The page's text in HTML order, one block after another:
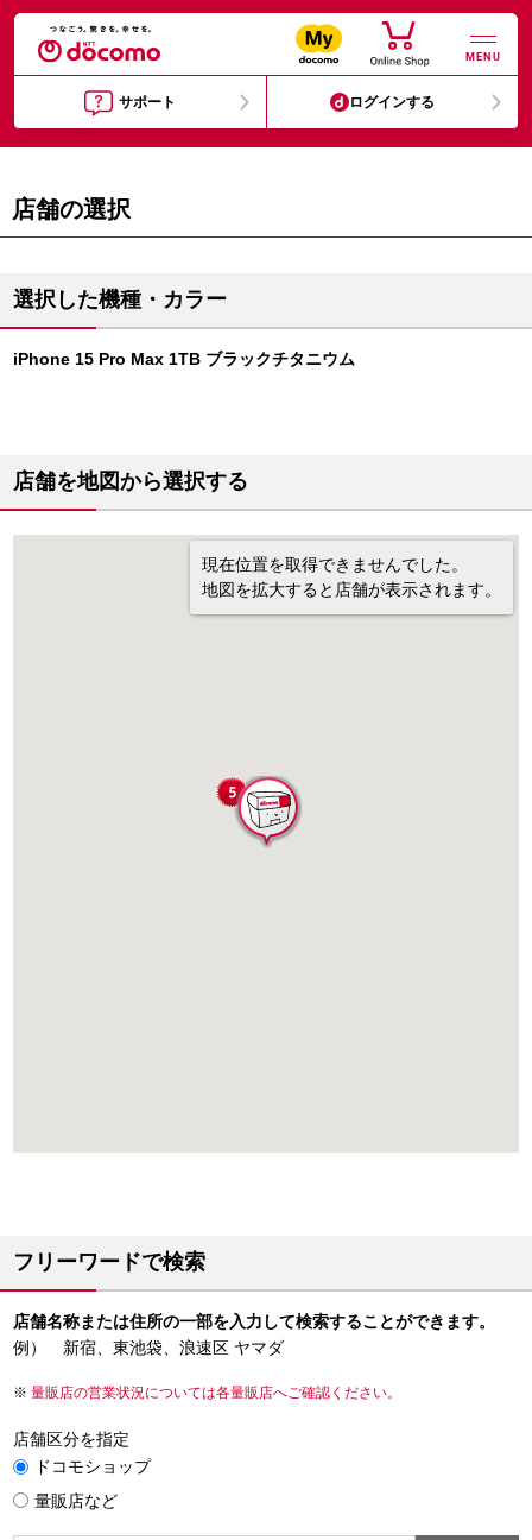
MENU
サポート ログインする
店舗の選択
選択した機種・カラー
iPhone 15 Pro Max 1TB ブラックチタニウム
店舗を地図から選択する
現在位置を取得できませんでした。
地図を拡大すると店舗が表示されます。
フリーワードで検索
店舗名称または住所の一部を入力して検索することができます。
例） 新宿、東池袋、浪速区 ヤマダ
量販店の営業状況については各量販店へご確認ください。
店舗区分を指定
ドコモショップ
量販店など